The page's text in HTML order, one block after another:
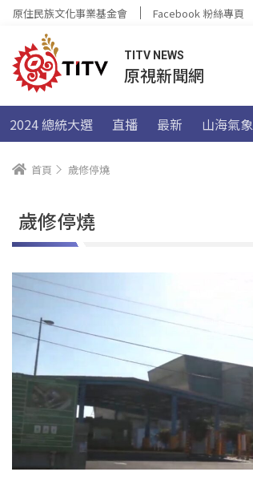
原住民族文化事業基金會 Facebook 粉絲專頁
TITV NEWS
原視新聞網
2024 總統大選 直播 最新 山海氣象
首頁 歲修停燒
歲修停燒